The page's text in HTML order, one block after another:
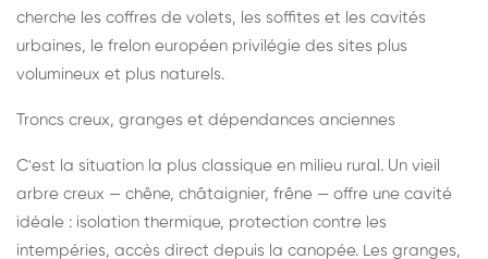
cherche les coffres de volets, les soffites et les cavités
urbaines, le frelon européen privilégie des sites plus
volumineux et plus naturels.
Troncs creux, granges et dépendances anciennes
C'est la situation la plus classique en milieu rural. Un vieil
arbre creux — chêne, châtaignier, frêne — offre une cavité
idéale : isolation thermique, protection contre les
intempéries, accès direct depuis la canopée. Les granges,